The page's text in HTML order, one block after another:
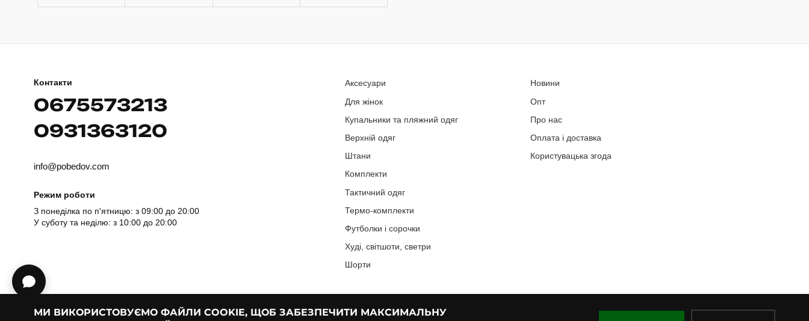
МИ ВИКОРИСТОВУЄМО ФАЙЛИ COOKIE, ЩОБ ЗАБЕЗПЕЧИТИ МАКСИМАЛЬНУ
Контакти
0675573213
0931363120
info@pobedov.com
Режим роботи
З понеділка по п'ятницю: з 09:00 до 20:00
У суботу та неділю: з 10:00 до 20:00
Аксесуари
Для жінок
Купальники та пляжний одяг
Верхній одяг
Штани
Комплекти
Тактичний одяг
Термо-комплекти
Футболки і сорочки
Худі, світшоти, светри
Шорти
Новини
Опт
Про нас
Оплата і доставка
Користувацька згода